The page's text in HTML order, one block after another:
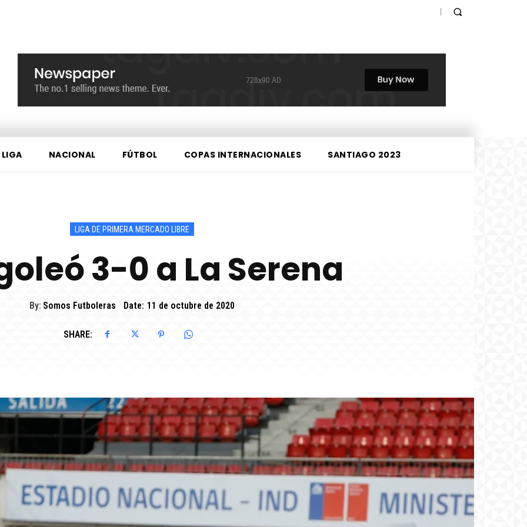
NACIONAL FÚTBOL COPAS INTERNACIONALES SANTIAGO 2023
LIGA DE PRIMERA MERCADO LIBRE
3-0 a La Serena
By: Somos Futboleras Date: 11 de octubre de 2020
SHARE: